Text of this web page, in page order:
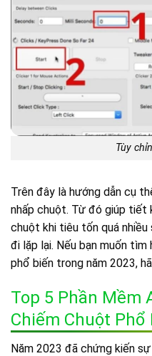
Tùy
Trên đây là hướng dẫn cụ
nhấp chuột. Từ đó giúp tiết
chuột khi tiêu tốn quá
đi lặp lại. Nếu bạn muốn
phổ biến trong năm 2023,
Top 5 Phần Mềm
Chiếm Chuột Phổ
Năm 2023 đã chứng kiến